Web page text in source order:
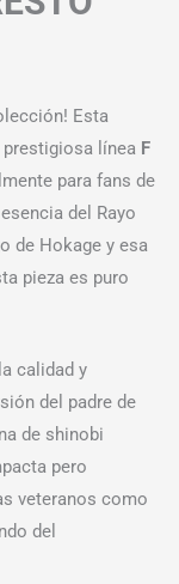
Esta
prestigiosa línea F
para fans de
del Rayo
de Hokage y esa
pieza es puro
calidad y
del padre de
de shinobi
pero
veteranos como
del